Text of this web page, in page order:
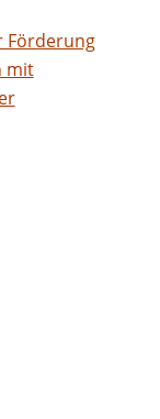
Förderung
mit